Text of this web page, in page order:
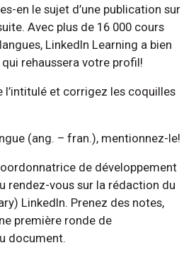
en le sujet d’une publication sur
Avec plus de 16 000 cours
LinkedIn Learning a bien
rehaussera votre profil!
l’intitulé et corrigez les coquilles
(ang. – fran.), mentionnez-le!
de développement
rendez-vous sur la rédaction du
LinkedIn. Prenez des notes,
première ronde de
document.